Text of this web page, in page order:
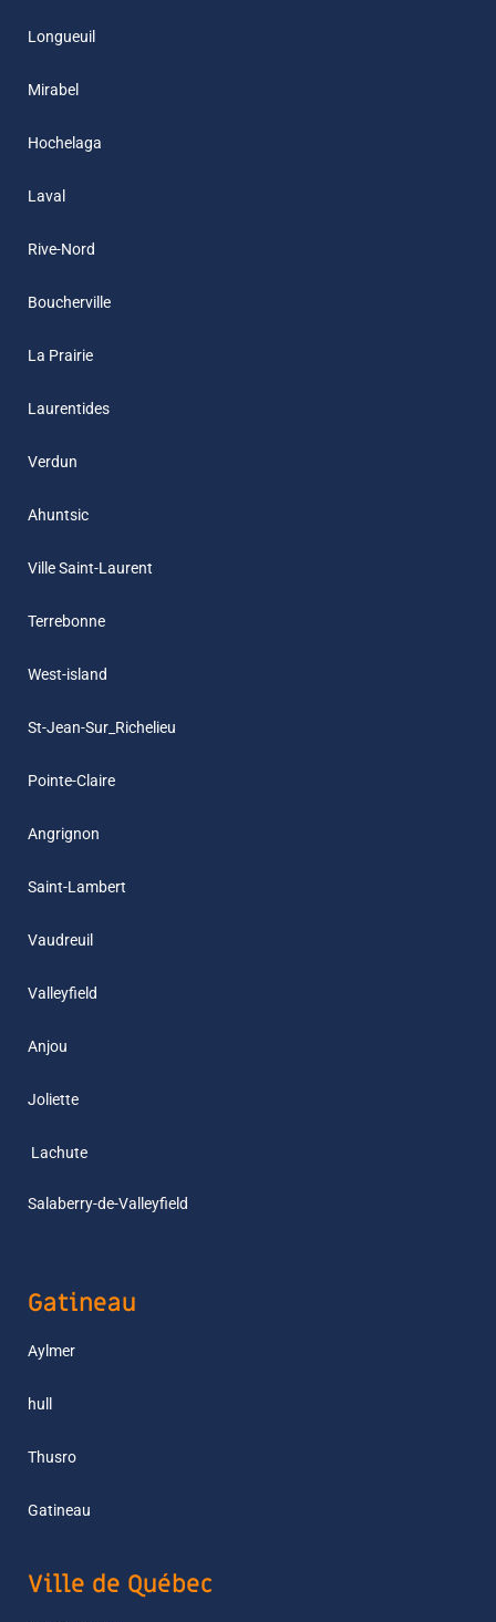
Longueuil
Mirabel
Hochelaga
Laval
Rive-Nord
Boucherville
La Prairie
Laurentides
Verdun
Ahuntsic
Ville Saint-Laurent
Terrebonne
West-island
St-Jean-Sur_Richelieu
Pointe-Claire
Angrignon
Saint-Lambert
Vaudreuil
Valleyfield
Anjou
Joliette
L achute
Salaberry-de-Valleyfield
Gatineau
Aylmer
hull
Thusro
Gatineau
Ville de Québec